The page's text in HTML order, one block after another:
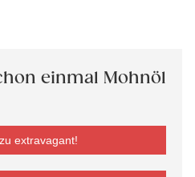
einmal Mohnöl
zu extravagant!